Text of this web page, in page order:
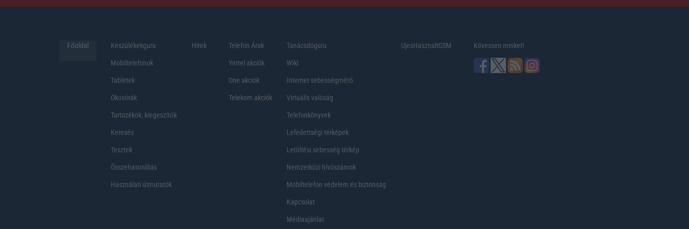
Főoldal Készülékekguru
Mobiltelefonok
Tabletek
Okosórák
Tartozékok, kiegeszítők
Keresés
Tesztek
Összehasonlítás
Használati útmutatók
Hirek Telefon Árak
Yettel akciók
One akciók
Telekom akciók
Tanácsdóguru
Wiki
Internet sebességmérő
Virtuális valóság
Telefonkönyvek
Lefedettségi térképek
Letöltési sebesség térkép
Nemzetközi hívószámok
Mobiltelefon védelem és biztonság
Kapcsolat
Médiaajánlat
UjesHasznaltGSM Kövessen minket!